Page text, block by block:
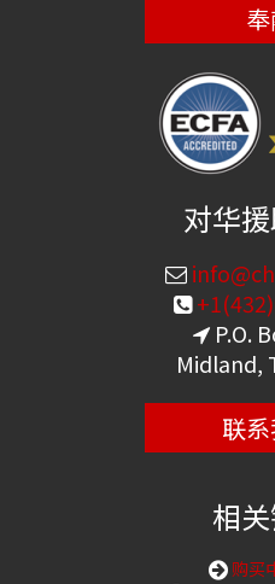
对华
P.O.
Midland,
联
相
购买